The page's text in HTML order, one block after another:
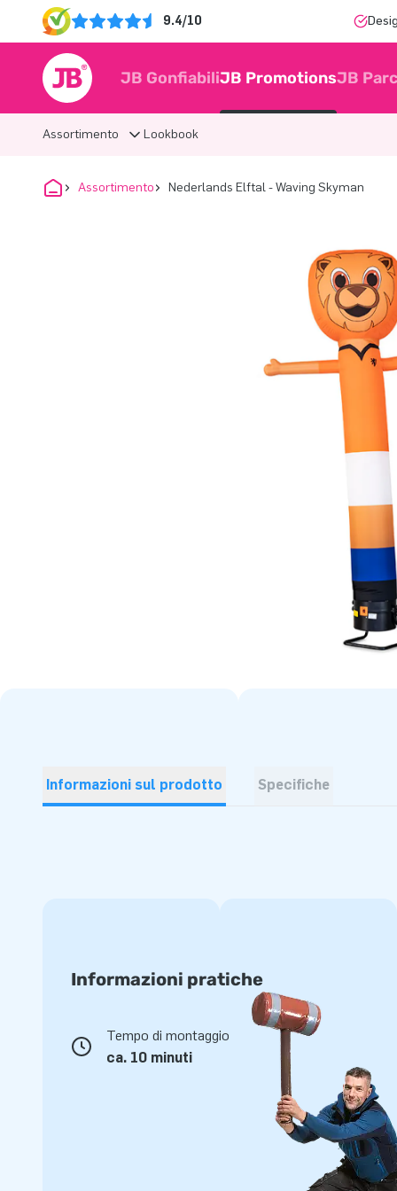
9.4/10
JB GonfiabiliJB PromotionsJB
Assortimento Lookbook
Assortimento Nederlands Elftal - Waving Skyman
Informazioni sul prodotto Specifiche
Informazioni pratiche
Tempo di montaggio
ca. 10 minuti